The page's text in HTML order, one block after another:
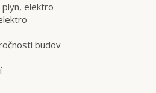
plyn, elektro
budov